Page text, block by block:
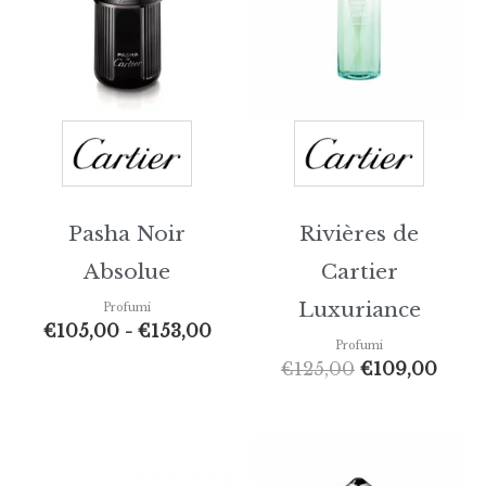
Pasha Noir
Absolue
Profumi
€105,00 - €153,00
Rivières de
Cartier
Luxuriance
Profumi
€125,00
€125,00.
€109,00